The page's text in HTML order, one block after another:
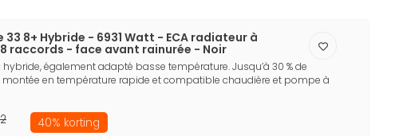
33 8+ Hybride - 6931 Watt - ECA radiateur à
raccords - face avant rainurée - Noir
également adapté basse température. Jusqu’à 30 % de
montée en température rapide et compatible chaudière et pompe à
40% korting